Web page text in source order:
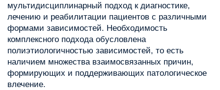
мультидисциплинарный подход к диагностике,
лечению и реабилитации пациентов с различными
формами зависимостей. Необходимость
комплексного подхода обусловлена
полиэтиологичностью зависимостей, то есть
наличием множества взаимосвязанных причин,
формирующих и поддерживающих патологическое
влечение.